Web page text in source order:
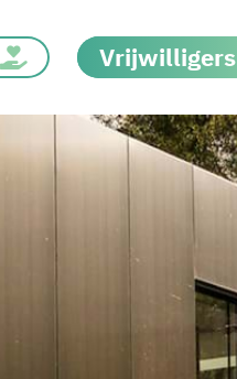
Vrijwilligers